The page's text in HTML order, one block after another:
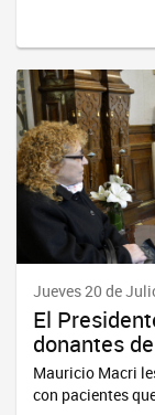
Jueves 20 de
El
donantes
Mauricio Macri
con pacientes